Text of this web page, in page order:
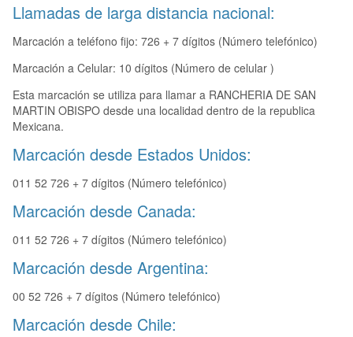
Llamadas de larga distancia nacional:
Marcación a teléfono fijo: 726 + 7 dígitos (Número telefónico)
Marcación a Celular: 10 dígitos (Número de celular )
Esta marcación se utiliza para llamar a RANCHERIA DE SAN
MARTIN OBISPO desde una localidad dentro de la republica
Mexicana.
Marcación desde Estados Unidos:
011 52 726 + 7 dígitos (Número telefónico)
Marcación desde Canada:
011 52 726 + 7 dígitos (Número telefónico)
Marcación desde Argentina:
00 52 726 + 7 dígitos (Número telefónico)
Marcación desde Chile: